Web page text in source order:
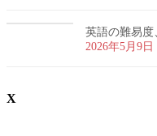
英語の難易度
2026年5月9日
X